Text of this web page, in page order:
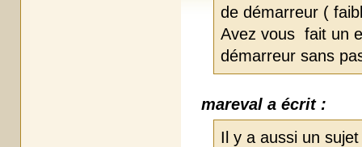
de démarreur (
Avez vous fait un
démarreur sans
mareval a écrit :
Il y a aussi un